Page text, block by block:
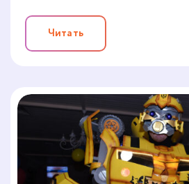
Читать